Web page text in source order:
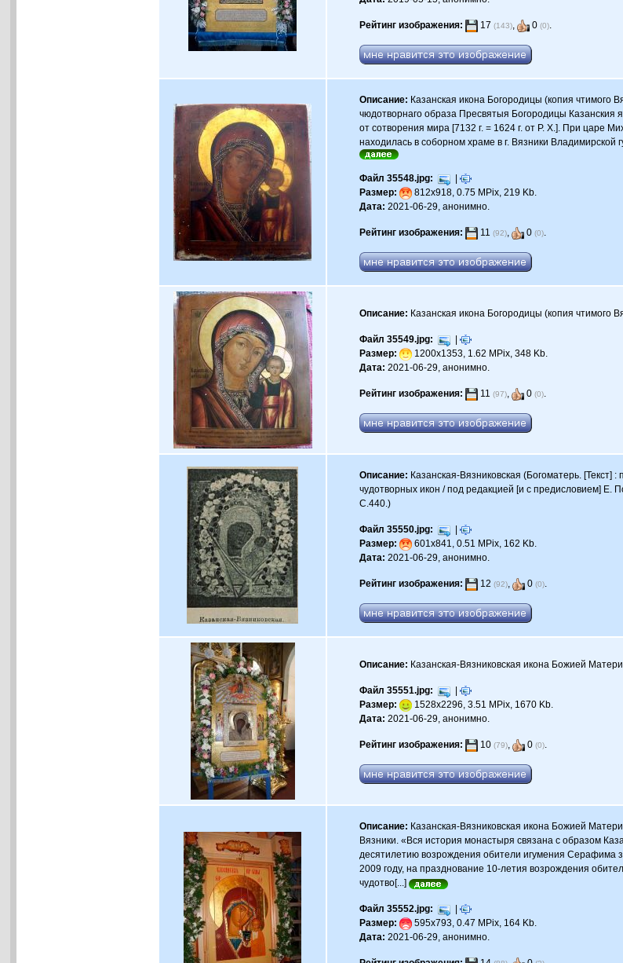
Рейтинг изображения: 17(143), 0(0).
Описание: Казанская икона Богородицы (копия чтимого
чюдотворнаго образа Пресвятыя Богородицы Казанския
от сотворения мира [7132 г. = 1624 г. от Р. Х.]. При царе
находилась в соборном храме в г. Вязники Владимирской
Файл 35548.jpg:
|
Размер:
812x918, 0.75 MPix, 219 Kb.
Дата: 2021-06-29, анонимно.
Рейтинг изображения: 11(92), 0(0).
Описание: Казанская икона Богородицы (копия чтимого
Файл 35549.jpg:
|
Размер:
1200x1353, 1.62 MPix, 348 Kb.
Дата: 2021-06-29, анонимно.
Рейтинг изображения: 11(97), 0(0).
Описание: Казанская-Вязниковская (Богоматерь.
чудотворных икон / под редакцией [и с предисловием] Е.
С.440.)
Файл 35550.jpg:
|
Размер:
601x841, 0.51 MPix, 162 Kb.
Дата: 2021-06-29, анонимно.
Рейтинг изображения: 12(92), 0(0).
Описание: Казанская-Вязниковская икона Божией
Файл 35551.jpg:
|
Размер:
1528x2296, 3.51 MPix, 1670 Kb.
Дата: 2021-06-29, анонимно.
Рейтинг изображения: 10(79), 0(0).
Описание: Казанская-Вязниковская икона Божией
Вязники. «Вся история монастыря связана с образом
десятилетию возрождения обители игумения Серафима
2009 году, на празднование 10-летия возрождения
чудотво[...]
Файл 35552.jpg:
|
Размер:
595x793, 0.47 MPix, 164 Kb.
Дата: 2021-06-29, анонимно.